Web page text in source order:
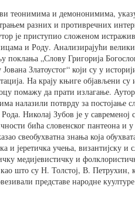
теонимима и демононимима,
разних и противречних
је приступио сложеном
и Роду. Анализирајући велики
поклања „Слову Григорија
Златоустог“ који су у
На крају књиге објављени
помажу да прати излагање.
налазили потврду за постојање
Николај Зубов је у савременој
бића словенског пантеона и
свеобухватна знања која
и јеретичка учења, византијску и
медијевистичку и
што су Н. Толстој, В. Петрухин,
представе народне